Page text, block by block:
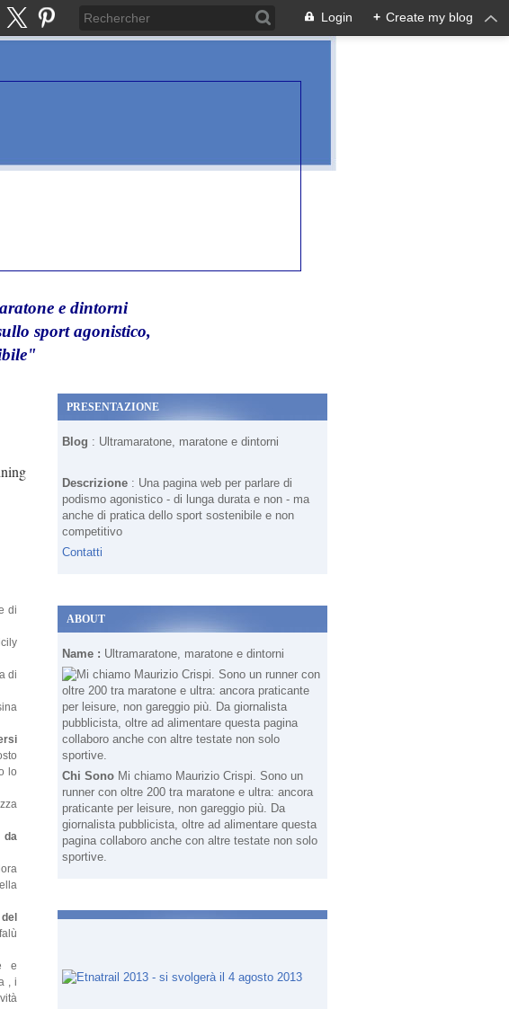
Login + Create my blog
e dintorni
sport agonistico,
di
di
lo
da
e
, i
PRESENTAZIONE
Blog : Ultramaratone, maratone e dintorni
Descrizione : Una pagina web per parlare di
podismo agonistico - di lunga durata e non - ma
anche di pratica dello sport sostenibile e non
competitivo
Contatti
ABOUT
Name : Ultramaratone, maratone e dintorni
Chi Sono Mi chiamo Maurizio Crispi. Sono un
runner con oltre 200 tra maratone e ultra: ancora
praticante per leisure, non gareggio più. Da
giornalista pubblicista, oltre ad alimentare questa
pagina collaboro anche con altre testate non solo
sportive.